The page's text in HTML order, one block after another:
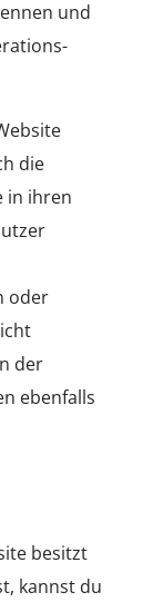
und
die
in ihren
oder
der
ebenfalls
besitzt
kannst du